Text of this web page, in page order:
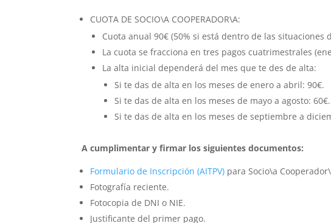
CUOTA DE SOCIO\A COOPERADOR\A:
Cuota anual 90€ (50% si está dentro de las situaciones
La cuota se fracciona en tres pagos cuatrimestrales
La alta inicial dependerá del mes que te des de alta:
Si te das de alta en los meses de enero a abril: 90€.
Si te das de alta en los meses de mayo a agosto: 60€.
Si te das de alta en los meses de septiembre a
A cumplimentar y firmar los siguientes documentos:
Formulario de Inscripción (AITPV) para Socio\a
Fotografía reciente.
Fotocopia de DNI o NIE.
Justificante del primer pago.